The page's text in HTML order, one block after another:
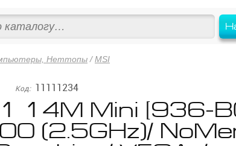
Неттопы /MSI
Код: 11111234
14M Mini [936-
(2.5GHz)/